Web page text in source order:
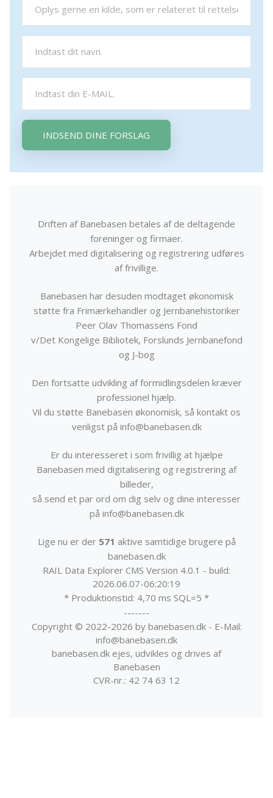
INDSEND DINE FORSLAG
Driften af Banebasen betales af de deltagende
foreninger og firmaer.
Arbejdet med digitalisering og registrering udføres
af frivillige.
Banebasen har desuden modtaget økonomisk
støtte fra Frimærkehandler og Jernbanehistoriker
Peer Olav Thomassens Fond
v/Det Kongelige Bibliotek, Forslunds Jernbanefond
og J-bog
Den fortsatte udvikling af formidlingsdelen kræver
professionel hjælp.
Vil du støtte Banebasen økonomisk, så kontakt os
venligst på info@banebasen.dk
Er du interesseret i som frivillig at hjælpe
Banebasen med digitalisering og registrering af
billeder,
så send et par ord om dig selv og dine interesser
på info@banebasen.dk
Lige nu er der 571 aktive samtidige brugere på
banebasen.dk
RAIL Data Explorer CMS Version 4.0.1 - build:
2026.06.07-06:20:19
* Produktionstid: 4,70 ms SQL=5 *
-------
Copyright © 2022-2026 by banebasen.dk - E-Mail:
info@banebasen.dk
banebasen.dk ejes, udvikles og drives af
Banebasen
CVR-nr.: 42 74 63 12